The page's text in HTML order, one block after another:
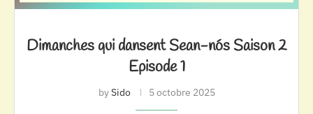
Dimanches qui dansent Sean-nós Saison 2
Episode 1
bySido 5 octobre 2025